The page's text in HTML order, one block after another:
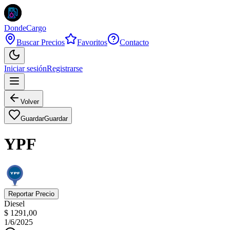
DondeCargo
Buscar Precios
Favoritos Contacto
Iniciar sesiónRegistrarse
Volver
GuardarGuardar
YPF
Reportar Precio
Diesel
$ 1291,00
1/6/2025